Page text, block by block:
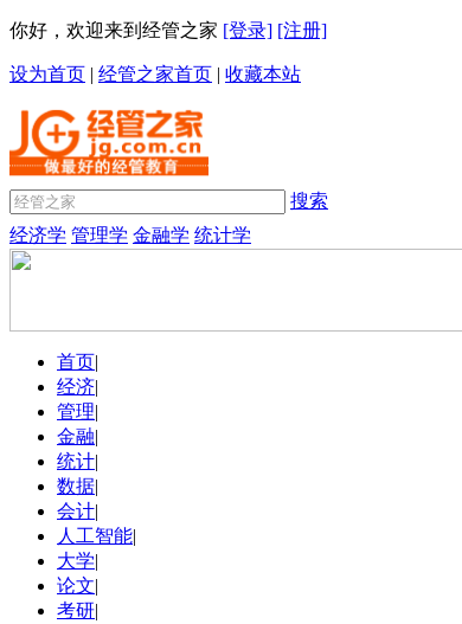
你好，欢迎来到经管之家 [登录] [注册]
设为首页 | 经管之家首页 | 收藏本站
搜索
经济学 管理学 金融学 统计学
首页|
经济|
管理|
金融|
统计|
数据|
会计|
人工智能|
大学|
论文|
考研|